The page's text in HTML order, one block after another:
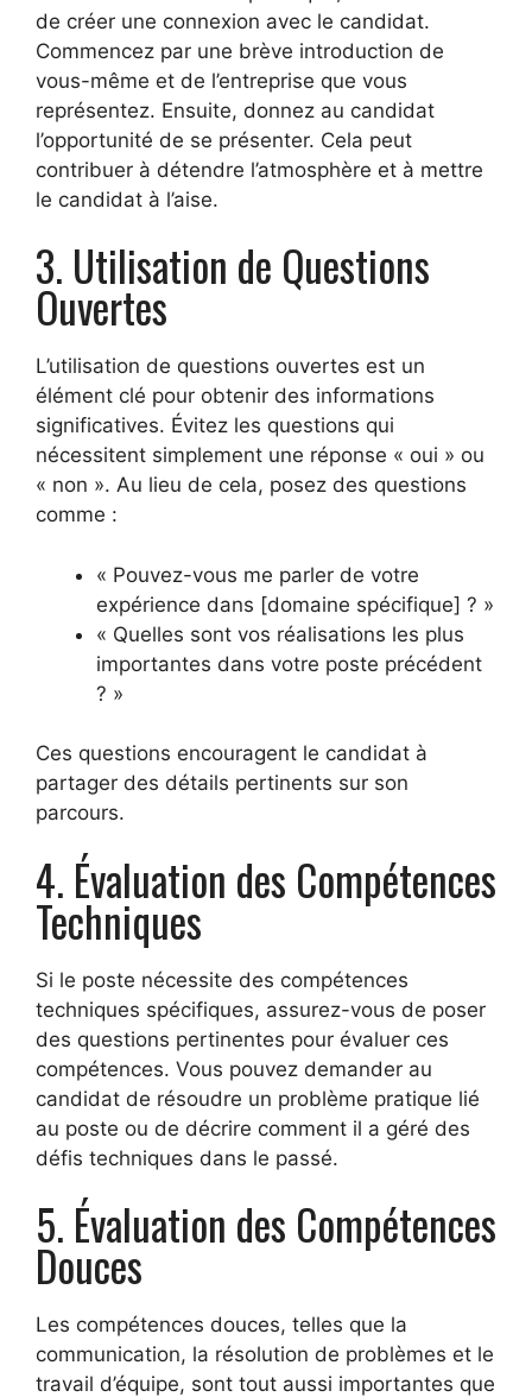
de créer une connexion avec le candidat.
Commencez par une brève introduction de
vous-même et de l’entreprise que vous
représentez. Ensuite, donnez au candidat
l’opportunité de se présenter. Cela peut
contribuer à détendre l’atmosphère et à mettre
le candidat à l’aise.
3. Utilisation de Questions
Ouvertes
L’utilisation de questions ouvertes est un
élément clé pour obtenir des informations
significatives. Évitez les questions qui
nécessitent simplement une réponse « oui » ou
« non ». Au lieu de cela, posez des questions
comme :
« Pouvez-vous me parler de votre
expérience dans [domaine spécifique] ? »
« Quelles sont vos réalisations les plus
importantes dans votre poste précédent
? »
Ces questions encouragent le candidat à
partager des détails pertinents sur son
parcours.
4. Évaluation des Compétences
Techniques
Si le poste nécessite des compétences
techniques spécifiques, assurez-vous de poser
des questions pertinentes pour évaluer ces
compétences. Vous pouvez demander au
candidat de résoudre un problème pratique lié
au poste ou de décrire comment il a géré des
défis techniques dans le passé.
5. Évaluation des Compétences
Douces
Les compétences douces, telles que la
communication, la résolution de problèmes et le
travail d’équipe, sont tout aussi importantes que